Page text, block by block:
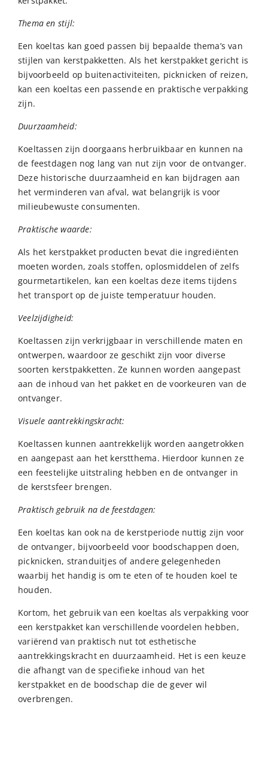
Thema en stijl:
Een koeltas kan goed passen bij bepaalde thema’s van
stijlen van kerstpakketten. Als het kerstpakket gericht is
bijvoorbeeld op buitenactiviteiten, picknicken of reizen,
kan een koeltas een passende en praktische verpakking
zijn.
Duurzaamheid:
Koeltassen zijn doorgaans herbruikbaar en kunnen na
de feestdagen nog lang van nut zijn voor de ontvanger.
Deze historische duurzaamheid en kan bijdragen aan
het verminderen van afval, wat belangrijk is voor
milieubewuste consumenten.
Praktische waarde:
Als het kerstpakket producten bevat die ingrediënten
moeten worden, zoals stoffen, oplosmiddelen of zelfs
gourmetartikelen, kan een koeltas deze items tijdens
het transport op de juiste temperatuur houden.
Veelzijdigheid:
Koeltassen zijn verkrijgbaar in verschillende maten en
ontwerpen, waardoor ze geschikt zijn voor diverse
soorten kerstpakketten. Ze kunnen worden aangepast
aan de inhoud van het pakket en de voorkeuren van de
ontvanger.
Visuele aantrekkingskracht:
Koeltassen kunnen aantrekkelijk worden aangetrokken
en aangepast aan het kerstthema. Hierdoor kunnen ze
een feestelijke uitstraling hebben en de ontvanger in
de kerstsfeer brengen.
Praktisch gebruik na de feestdagen:
Een koeltas kan ook na de kerstperiode nuttig zijn voor
de ontvanger, bijvoorbeeld voor boodschappen doen,
picknicken, stranduitjes of andere gelegenheden
waarbij het handig is om te eten of te houden koel te
houden.
Kortom, het gebruik van een koeltas als verpakking voor
een kerstpakket kan verschillende voordelen hebben,
variërend van praktisch nut tot esthetische
aantrekkingskracht en duurzaamheid. Het is een keuze
die afhangt van de specifieke inhoud van het
kerstpakket en de boodschap die de gever wil
overbrengen.